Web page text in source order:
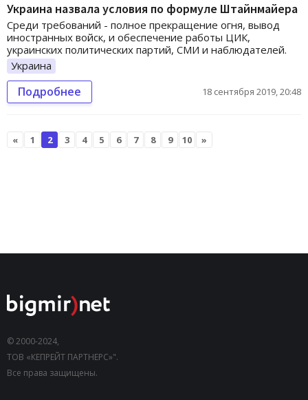
Украина назвала условия по формуле Штайнмайера
Среди требований - полное прекращение огня, вывод
иностранных войск, и обеспечение работы ЦИК,
украинских политических партий, СМИ и наблюдателей.
Украина
Подробнее 18 сентября 2019, 20:48
« 1 2 3 4 5 6 7 8 9 10 »
© 2000-2024,
ТОВ «КЕПРЕЙТ ПАРТНЕРС»".
Все права защищены.